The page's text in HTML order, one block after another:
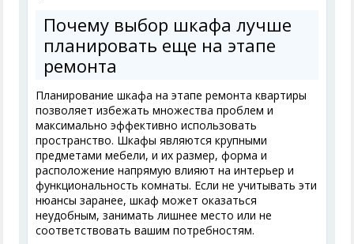
Почему выбор шкафа лучше
планировать еще на этапе
ремонта
Планирование шкафа на этапе ремонта квартиры
позволяет избежать множества проблем и
максимально эффективно использовать
пространство. Шкафы являются крупными
предметами мебели, и их размер, форма и
расположение напрямую влияют на интерьер и
функциональность комнаты. Если не учитывать эти
нюансы заранее, шкаф может оказаться
неудобным, занимать лишнее место или не
соответствовать вашим потребностям.